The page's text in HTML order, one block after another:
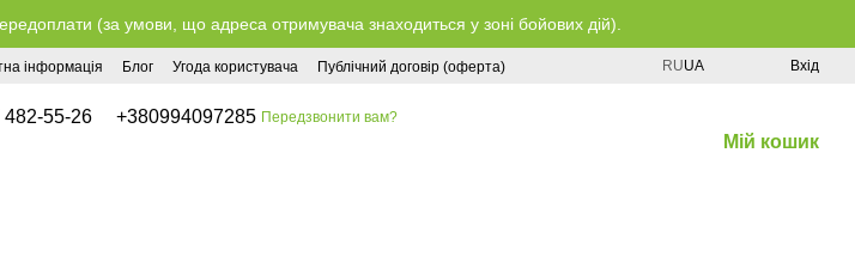
(за умови, що адреса отримувача знаходиться у зоні бойових дій).
інформація Блог Угода користувача Публічний договір (оферта) RUUA Вхід
482-55-26 +380994097285 Передзвонити вам?
Мій кошик